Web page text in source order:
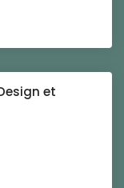
et